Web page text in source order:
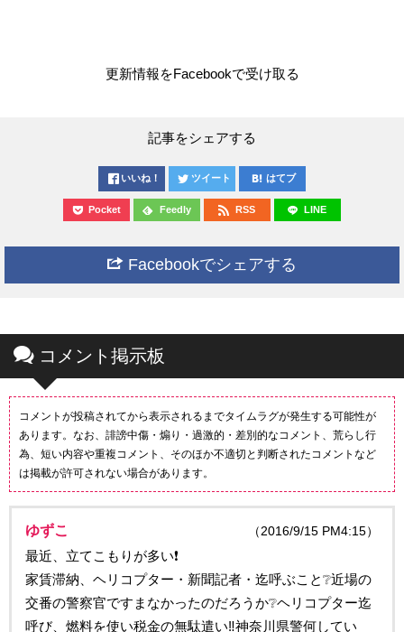
更新情報をFacebookで受け取る
記事をシェアする
いいね！ ツイート はてブ
Pocket Feedly RSS LINE
Facebookでシェアする
コメント掲示板
コメントが投稿されてから表示されるまでタイムラグが発生する可能性が
あります。なお、誹謗中傷・煽り・過激的・差別的なコメント、荒らし行
為、短い内容や重複コメント、そのほか不適切と判断されたコメントなど
は掲載が許可されない場合があります。
ゆずこ （2016/9/15 PM4:15）
最近、立てこもりが多い❗
家賃滞納、ヘリコプター・新聞記者・迄呼ぶこと❔近場の
交番の警察官ですまなかったのだろうか❔ヘリコプター迄
呼び、燃料を使い税金の無駄遣い‼神奈川県警何してい